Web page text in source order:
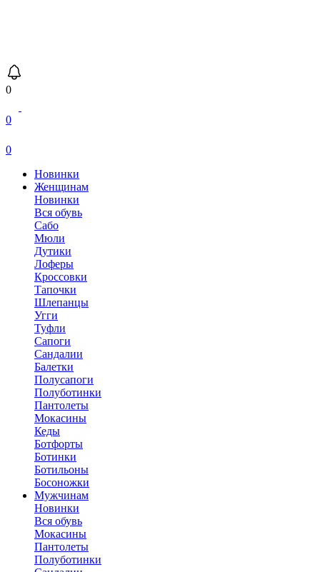
0
0
0
Новинки
Женщинам
Новинки
Вся обувь
Сабо
Мюли
Дутики
Лоферы
Кроссовки
Тапочки
Шлепанцы
Угги
Туфли
Сапоги
Сандалии
Балетки
Полусапоги
Полуботинки
Пантолеты
Мокасины
Кеды
Ботфорты
Ботинки
Ботильоны
Босоножки
Мужчинам
Новинки
Вся обувь
Мокасины
Пантолеты
Полуботинки